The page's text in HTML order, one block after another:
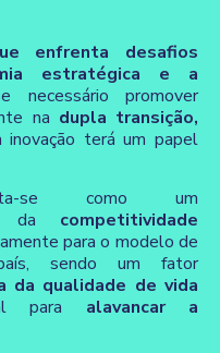
enfrenta desafios
estratégica e a
necessário promover
na dupla transição,
terá um papel
se como um
da competitividade
para o modelo de
sendo um fator
da qualidade de vida
para alavancar a